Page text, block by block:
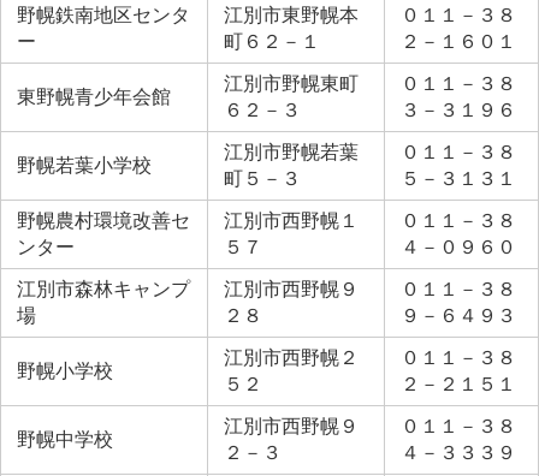
野幌鉄南地区センタ
ー
江別市東野幌本
町６２－１
０１１－３８
２－１６０１
東野幌青少年会館
江別市野幌東町
６２－３
０１１－３８
３－３１９６
野幌若葉小学校
江別市野幌若葉
町５－３
０１１－３８
５－３１３１
野幌農村環境改善セ
ンター
江別市西野幌１
５７
０１１－３８
４－０９６０
江別市森林キャンプ
場
江別市西野幌９
２８
０１１－３８
９－６４９３
野幌小学校
江別市西野幌２
５２
０１１－３８
２－２１５１
野幌中学校
江別市西野幌９
２－３
０１１－３８
４－３３３９